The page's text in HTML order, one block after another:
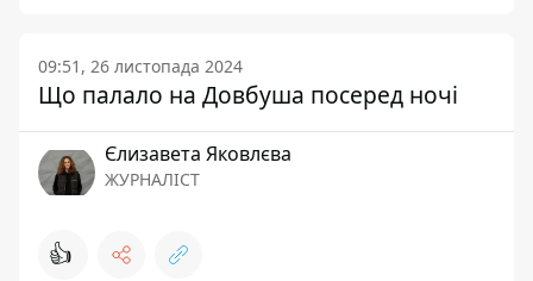
09:51, 26 листопада 2024
Що палало на Довбуша посеред ночі
Єлизавета Яковлєва
ЖУРНАЛІСТ
👍